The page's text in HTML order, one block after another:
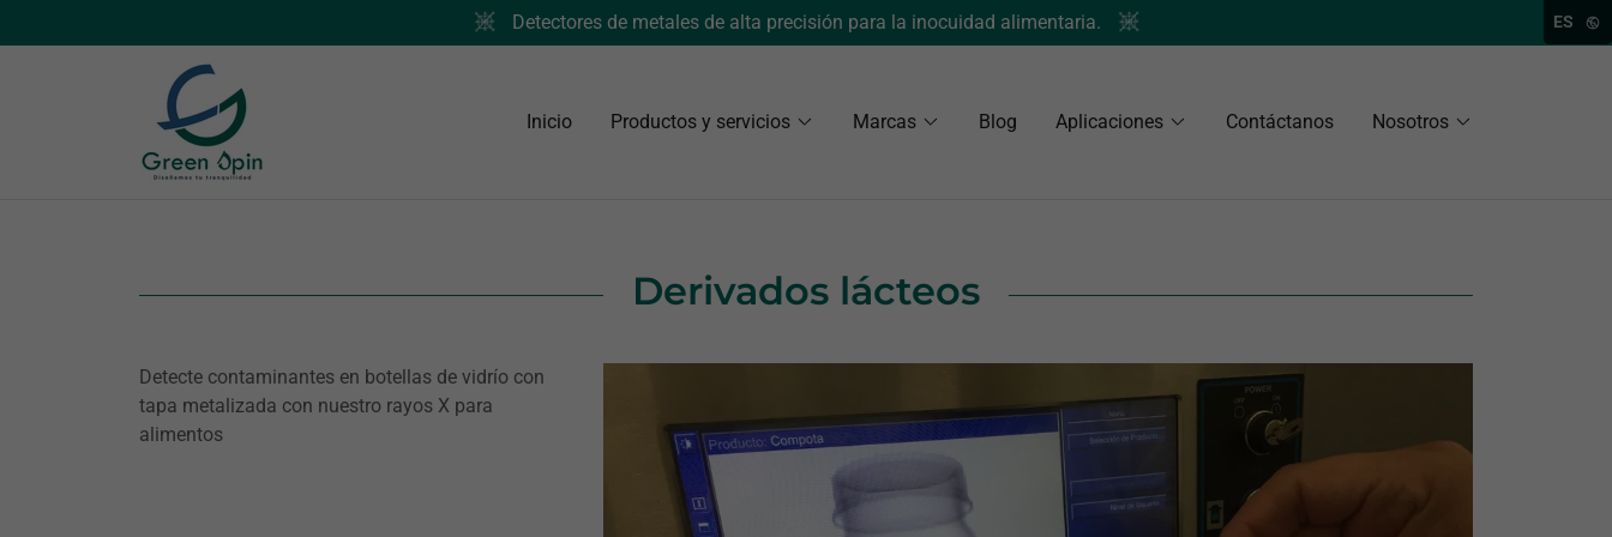
ES
Detectores de metales de alta precisión para la inocuidad alimentaria.
Inicio Productos y servicios Marcas Blog Aplicaciones Contáctanos Nosotros
Derivados lácteos
Detecte contaminantes en botellas de vidrío con
tapa metalizada con nuestro rayos X para
alimentos